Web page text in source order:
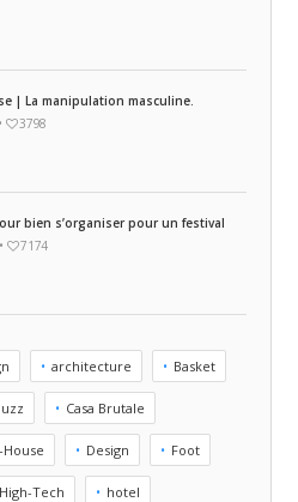
| La manipulation masculine.
3798
bien s’organiser pour un festival
7174
architecture Basket
Casa Brutale
Design Foot
High-Tech hotel